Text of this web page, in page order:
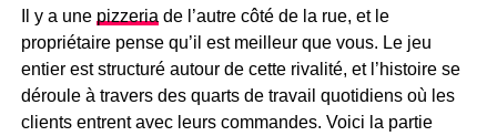
Il y a une pizzeria de l’autre côté de la rue, et le
propriétaire pense qu’il est meilleur que vous. Le jeu
entier est structuré autour de cette rivalité, et l’histoire se
déroule à travers des quarts de travail quotidiens où les
clients entrent avec leurs commandes. Voici la partie